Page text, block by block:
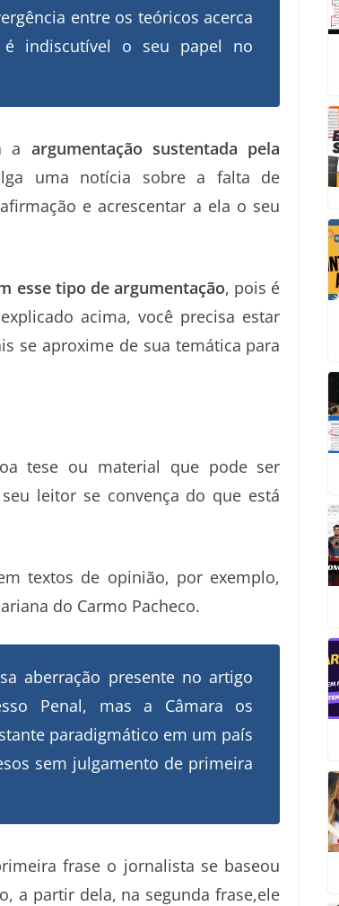
entre os teóricos acerca
indiscutível o seu papel no
a argumentação sustentada pela
uma notícia sobre a falta de
e acrescentar a ela o seu
esse tipo de argumentação, pois é
acima, você precisa estar
se aproxime de sua temática para
tese ou material que pode ser
leitor se convença do que está
textos de opinião, por exemplo,
do Carmo Pacheco.
aberração presente no artigo
Penal, mas a Câmara os
paradigmático em um país
sem julgamento de primeira
frase o jornalista se baseou
a partir dela, na segunda frase,ele